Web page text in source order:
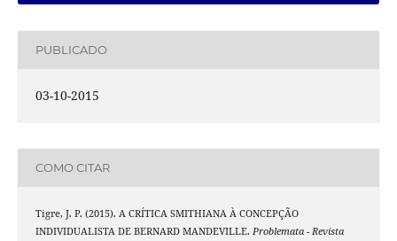
PUBLICADO
03-10-2015
COMO CITAR
Tigre, J. P. (2015). A CRÍTICA SMITHIANA À CONCEPÇÃO
INDIVIDUALISTA DE BERNARD MANDEVILLE. Problemata - Revista